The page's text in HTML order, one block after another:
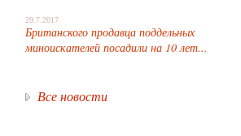
29.7.2017
Британского продавца поддельных
миноискателей посадили на 10 лет...
Все новости